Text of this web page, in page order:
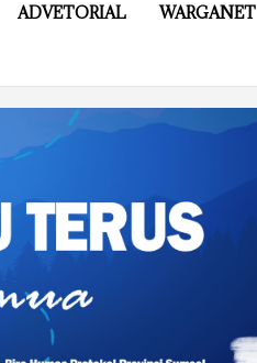
ADVETORIAL WARGANET